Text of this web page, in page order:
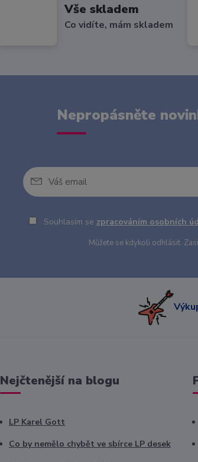
Vše skladem
Co vidíte, mám skladem
Nepropásněte
Souhlasím se zpracováním osobních
Můžete se kdykoli odhlásit.
Nejčtenější na blogu
LP Karel Gott
Co by nemělo chybět ve sbírce LP desek